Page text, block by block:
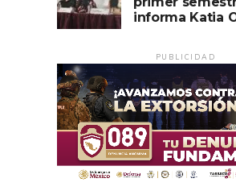
informa Katia
PUBLICIDAD